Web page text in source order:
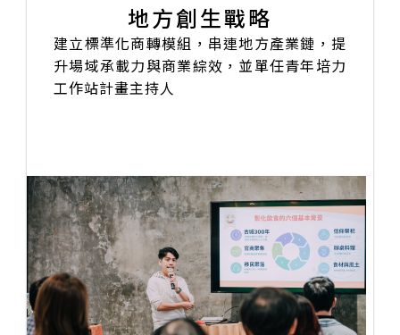
地方創生戰略
建立標準化商轉模組，串連地方產業鏈，提
升場域承載力與商業綜效，並單任青年培力
工作站計畫主持人